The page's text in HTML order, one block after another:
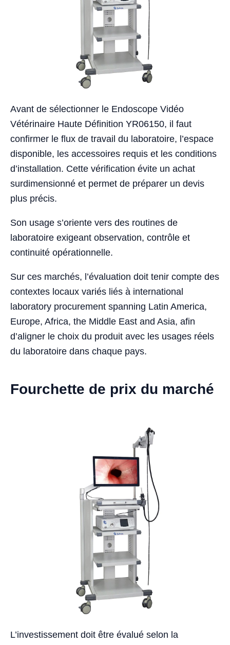
Avant de sélectionner le Endoscope Vidéo
Vétérinaire Haute Définition YR06150, il faut
confirmer le flux de travail du laboratoire, l’espace
disponible, les accessoires requis et les conditions
d’installation. Cette vérification évite un achat
surdimensionné et permet de préparer un devis
plus précis.
Son usage s’oriente vers des routines de
laboratoire exigeant observation, contrôle et
continuité opérationnelle.
Sur ces marchés, l’évaluation doit tenir compte des
contextes locaux variés liés à international
laboratory procurement spanning Latin America,
Europe, Africa, the Middle East and Asia, afin
d’aligner le choix du produit avec les usages réels
du laboratoire dans chaque pays.
Fourchette de prix du marché
L’investissement doit être évalué selon la